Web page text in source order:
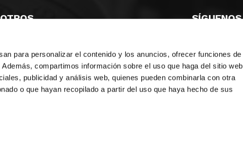
para personalizar el contenido y los anuncios, ofrecer funciones de
compartimos información sobre el uso que haga del sitio web
publicidad y análisis web, quienes pueden combinarla con otra
o que hayan recopilado a partir del uso que haya hecho de sus
DE POBLET 14 1ª 3º
DE MATANZAS 12
SÍGUENOS